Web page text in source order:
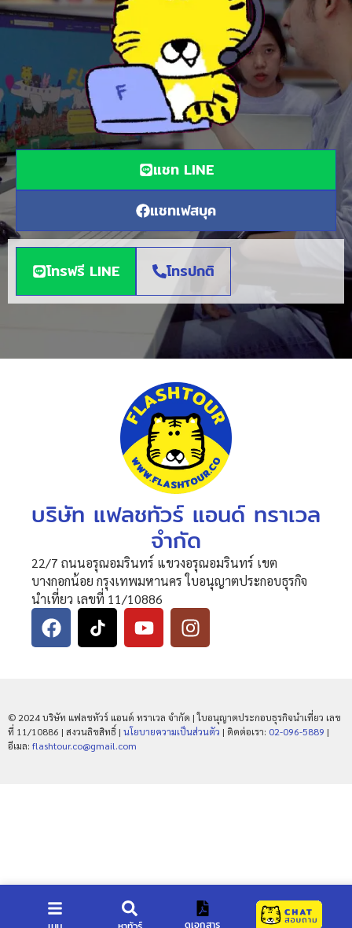
ดูเอกสาร
แชท LINE
แชทเฟสบุค
โทรฟรี LINE โทรปกติ
บริษัท แฟลชทัวร์ แอนด์ ทราเวล
จำกัด
22/7 ถนนอรุณอมรินทร์ แขวงอรุณอมรินทร์ เขต
บางกอกน้อย กรุงเทพมหานคร ใบอนุญาตประกอบธุรกิจ
นำเที่ยว เลขที่ 11/10886
© 2024 บริษัท แฟลชทัวร์ แอนด์ ทราเวล จำกัด | ใบอนุญาตประกอบธุรกิจนำเที่ยว เลข
ที่ 11/10886 | สงวนลิขสิทธิ์ | นโยบายความเป็นส่วนตัว | ติดต่อเรา: 02-096-5889 |
อีเมล: flashtour.co@gmail.com